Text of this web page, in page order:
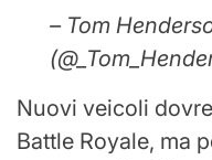
– Tom
Nuovi veicoli
Battle Royale, ma